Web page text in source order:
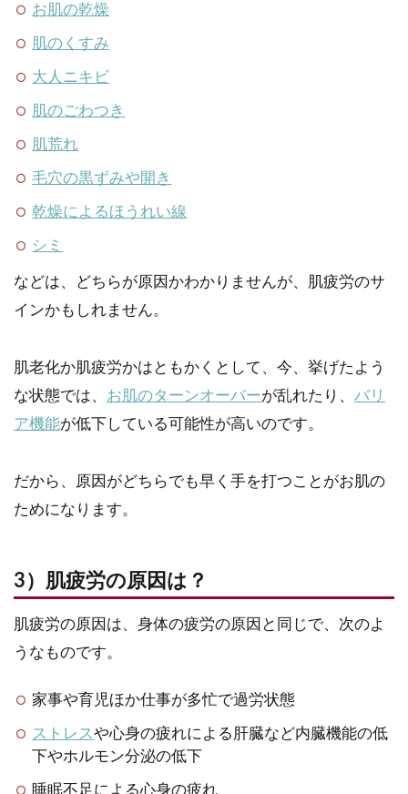
お肌の乾燥
肌のくすみ
大人ニキビ
肌のごわつき
肌荒れ
毛穴の黒ずみや開き
乾燥によるほうれい線
シミ
などは、どちらが原因かわかりませんが、肌疲労のサ
インかもしれません。
肌老化か肌疲労かはともかくとして、今、挙げたよう
な状態では、 お肌のターンオーバーが乱れたり、 バリ
ア機能が低下している可能性が高いのです。
だから、原因がどちらでも早く手を打つことがお肌の
ためになります。
3）肌疲労の原因は？
肌疲労の原因は、身体の疲労の原因と同じで、次のよ
うなものです。
家事や育児ほか仕事が多忙で過労状態
ストレスや心身の疲れによる肝臓など内臓機能の低
下やホルモン分泌の低下
睡眠不足による心身の疲れ